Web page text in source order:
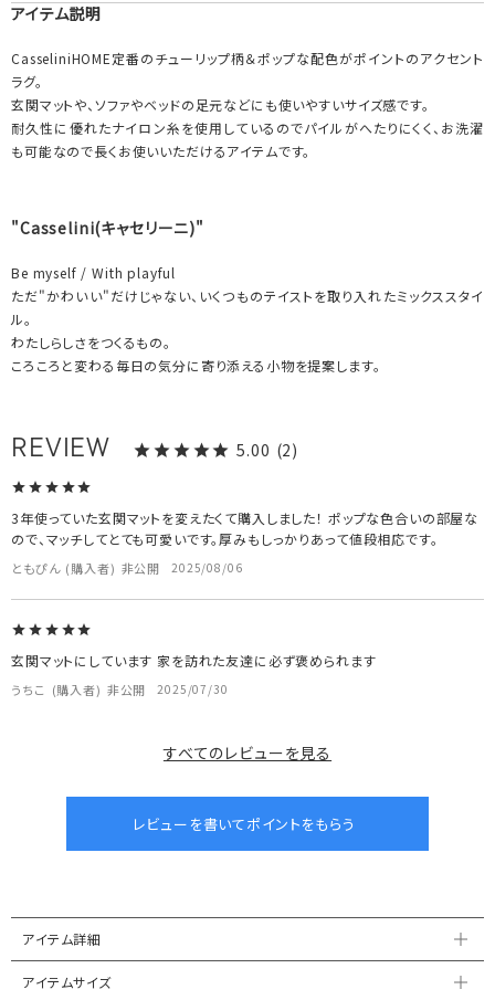
アイテム説明
CasseliniHOME定番のチューリップ柄＆ポップな配色がポイントのアクセント
ラグ。
玄関マットや、ソファやベッドの足元などにも使いやすいサイズ感です。
耐久性に優れたナイロン糸を使用しているのでパイルがへたりにくく、お洗濯
も可能なので長くお使いいただけるアイテムです。
"Casselini(キャセリーニ)"
Be myself / With playful
ただ"かわいい"だけじゃない、いくつものテイストを取り入れたミックススタイ
ル。
わたしらしさをつくるもの。
ころころと変わる毎日の気分に寄り添える小物を提案します。
5.00 2
ともぴん 購入者 非公開 2025/08/06
3年使っていた玄関マットを変えたくて購入しました！ ポップな色合いの部屋な
ので、マッチしてとても可愛いです。厚みもしっかりあって値段相応です。
うちこ 購入者 非公開 2025/07/30
玄関マットにしています 家を訪れた友達に必ず褒められます
すべてのレビューを見る
アイテム詳細
アイテムサイズ